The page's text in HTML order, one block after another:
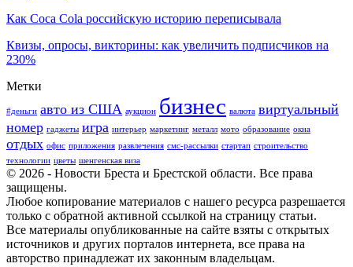
Как Coca Cola российскую историю переписывала
Квизы, опросы, викторины: как увеличить подписчиков на
230%
Метки
#деньги авто из США аукцион бизнес валюта виртуальный
номер гаджеты игра интерьер маркетинг металл мото образование окна
отдых офис приложения развлечения смс-рассылки стартап строительство
технологии цветы шенгенская виза
© 2026 - Новости Бреста и Брестской области. Все права
защищены.
Любое копирование материалов с нашего ресурса разрешается
только с обратной активной ссылкой на страницу статьи.
Все материалы опубликованные на сайте взяты с открытых
источников и других порталов интернета, все права на
авторство принадлежат их законным владельцам.